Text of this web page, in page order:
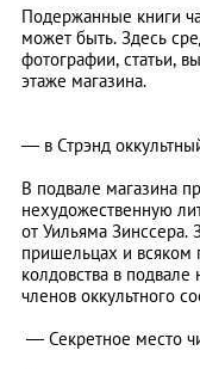
Подержанные книги
может быть. Здесь
фотографии, статьи,
этаже магазина.
— в Стрэнд
В подвале магазина
нехудожественную
от Уильяма Зинссера.
пришельцах и всяком
колдовства в подвале
членов оккультного
— Секретное место